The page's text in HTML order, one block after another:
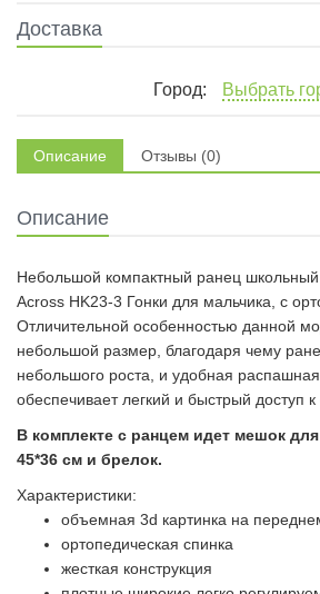
Доставка
Город: Выбрать
Описание Отзывы (0)
Описание
Небольшой компактный ранец
Across HK23-3 Гонки для мальчика, с
Отличительной особенностью данной
небольшой размер, благодаря чему
небольшого роста, и удобная распашная
обеспечивает легкий и быстрый доступ
В комплекте с ранцем идет мешок
45*36 см и брелок.
Характеристики:
объемная 3d картинка на
ортопедическая спинка
жесткая конструкция